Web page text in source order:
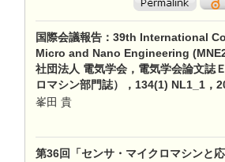
国際会議報告：39th International
Micro and Nano Engineering
社団法人 電気学会，電気学会論文誌
ロマシン部門誌），134(1) NL1_1，
峯田 貴
第36回「センサ・マイクロマシンと